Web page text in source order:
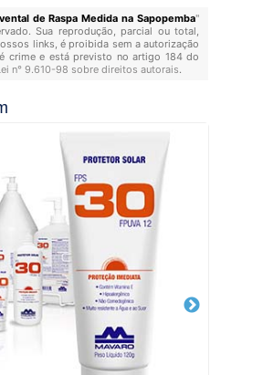
de Raspa Medida na Sapopemba"
Sua reprodução, parcial ou total,
links, é proibida sem a autorização
crime e está previsto no artigo 184 do
n° 9.610-98 sobre direitos autorais.